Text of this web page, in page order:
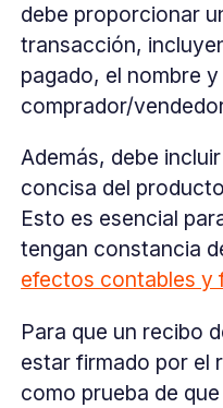
debe proporcionar
transacción,
pagado, el nombre
comprador/
Además, debe
concisa del
Esto es esencial
tengan constancia
efectos contables y
Para que un recibo
estar firmado por el
como prueba de